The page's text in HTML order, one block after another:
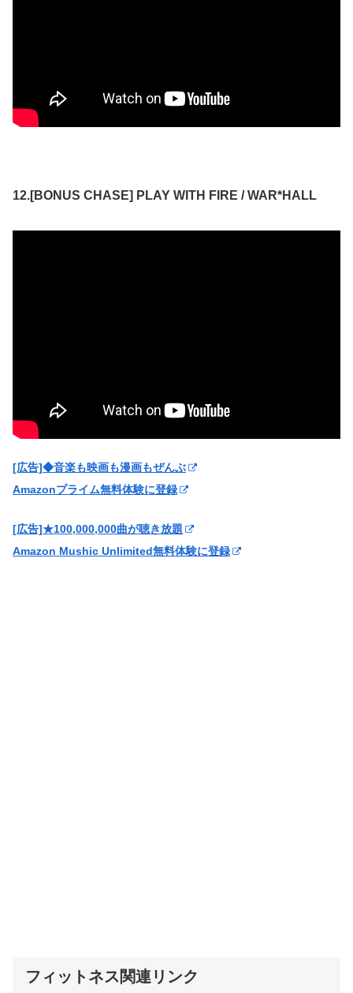
12.[BONUS CHASE] PLAY WITH FIRE / WAR*HALL
[広告]◆音楽も映画も漫画もぜんぶ
Amazonプライム無料体験に登録
[広告]★100,000,000曲が聴き放題
Amazon Mushic Unlimited無料体験に登録
フィットネス関連リンク